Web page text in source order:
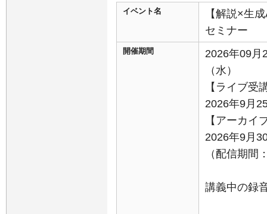
イベント名
【解説×生
セミナー
開催期間
2026年09月
（水）
【ライブ受
2026年9月
【アーカイ
2026年9月
（配信期間
講義中の録